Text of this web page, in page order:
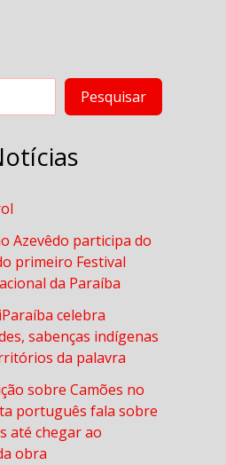
Pesquisar
Azevêdo participa do
primeiro Festival
da Paraíba
celebra
sabenças indígenas
da palavra
sobre Camões no
português fala sobre
até chegar ao
obra